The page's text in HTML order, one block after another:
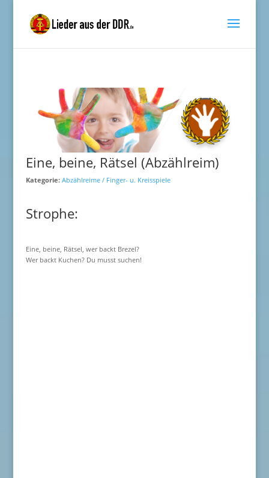
Eine, beine, Rätsel (Abzählreim)
Kategorie: Abzählreime / Finger- u. Kreisspiele
Strophe:
Eine, beine, Rätsel, wer backt Brezel?
Wer backt Kuchen? Du musst suchen!